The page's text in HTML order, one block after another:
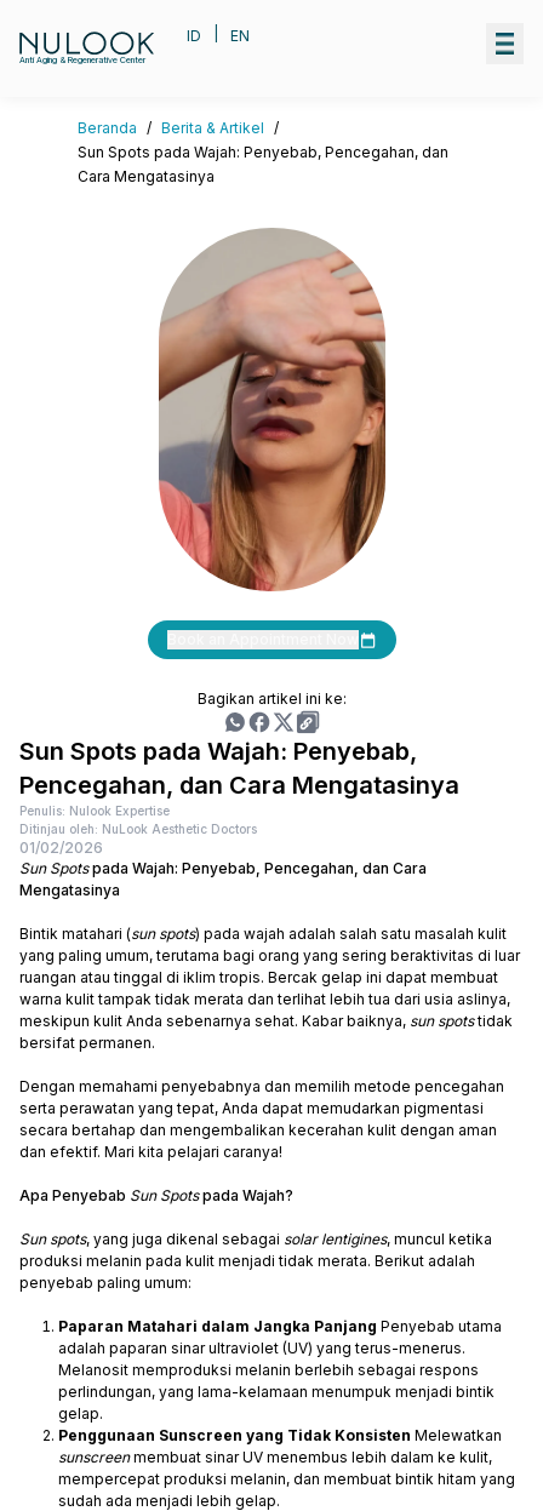
Anti Aging & Regenerative Center
ID EN
Beranda / Berita & Artikel /
Sun Spots pada Wajah: Penyebab, Pencegahan, dan
Cara Mengatasinya
Bagikan artikel ini ke:
Sun Spots pada Wajah: Penyebab,
Pencegahan, dan Cara Mengatasinya
Penulis: Nulook Expertise
Ditinjau oleh: NuLook Aesthetic Doctors
01/02/2026
Sun Spotspada Wajah: Penyebab, Pencegahan, dan Cara
Mengatasinya
Bintik matahari (sun spots) pada wajah adalah salah satu masalah kulit
yang paling umum, terutama bagi orang yang sering beraktivitas di luar
ruangan atau tinggal di iklim tropis. Bercak gelap ini dapat membuat
warna kulit tampak tidak merata dan terlihat lebih tua dari usia aslinya,
meskipun kulit Anda sebenarnya sehat. Kabar baiknya, sun spotstidak
bersifat permanen.
Dengan memahami penyebabnya dan memilih metode pencegahan
serta perawatan yang tepat, Anda dapat memudarkan pigmentasi
secara bertahap dan mengembalikan kecerahan kulit dengan aman
dan efektif. Mari kita pelajari caranya!
Apa Penyebab Sun Spotspada Wajah?
Sun spots, yang juga dikenal sebagai solar lentigines, muncul ketika
produksi melanin pada kulit menjadi tidak merata. Berikut adalah
penyebab paling umum:
Paparan Matahari dalam Jangka Panjang Penyebab utama
adalah paparan sinar ultraviolet (UV) yang terus-menerus.
Melanosit memproduksi melanin berlebih sebagai respons
perlindungan, yang lama-kelamaan menumpuk menjadi bintik
gelap.
Penggunaan Sunscreen yang Tidak Konsisten Melewatkan
sunscreenmembuat sinar UV menembus lebih dalam ke kulit,
mempercepat produksi melanin, dan membuat bintik hitam yang
sudah ada menjadi lebih gelap.